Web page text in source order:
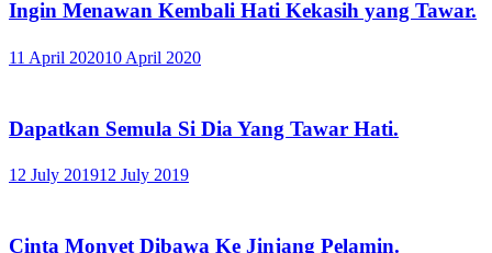
Ingin Menawan Kembali Hati Kekasih yang Tawar.
11 April 202010 April 2020
Dapatkan Semula Si Dia Yang Tawar Hati.
12 July 201912 July 2019
Cinta Monyet Dibawa Ke Jinjang Pelamin.